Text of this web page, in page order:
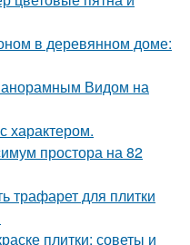
в деревянном доме:
Видом на
характером.
простора на 82
трафарет для плитки
плитки: советы и